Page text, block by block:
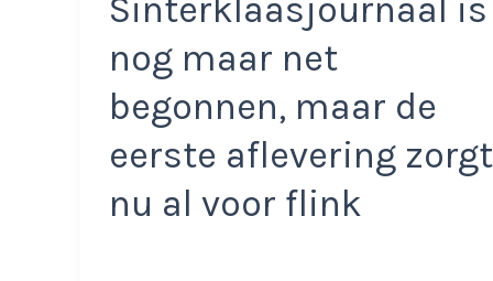
Sinterklaasjournaal is
nog maar net
begonnen, maar de
eerste aflevering zorgt
nu al voor flink